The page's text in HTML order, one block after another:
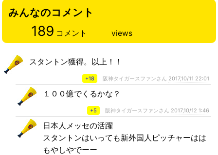
みんなのコメント
189 コメント views
スタントン獲得。以上！！
+18 阪神タイガースファンさん 2017,10/11 22:01
１００億でくるかな？
+5 阪神タイガースファンさん 2017,10/12 1:46
日本人メッセの活躍
スタントンはいっても新外国人ピッチャーはは
もやしやでーー